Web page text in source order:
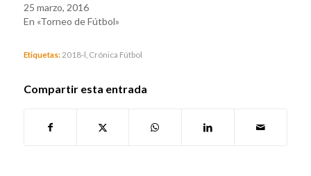
25 marzo, 2016
En «Torneo de Fútbol»
Etiquetas: 2018-l Crónica Fútbol
Compartir esta entrada